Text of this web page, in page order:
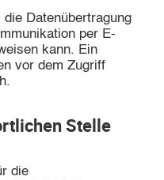
Datenübertragung
per E-
kann. Ein
vor dem Zugriff
Stelle
die